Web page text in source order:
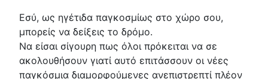
Εσύ, ως ηγέτιδα παγκοσμίως στο χώρο σου,
μπορείς να δείξεις το δρόμο.
Να είσαι σίγουρη πως όλοι πρόκειται να σε
ακολουθήσουν γιατί αυτό επιτάσσουν οι νέες
παγκόσμια διαμορφούμενες ανεπιστρεπτί πλέον